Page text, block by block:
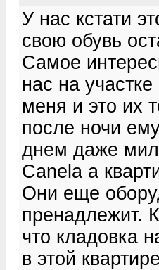
У нас кстати
свою обувь
Самое
нас на
меня и это их
после ночи
днем даже
Canela а
Они еще
пренадлежит.
что кладовка
в этой